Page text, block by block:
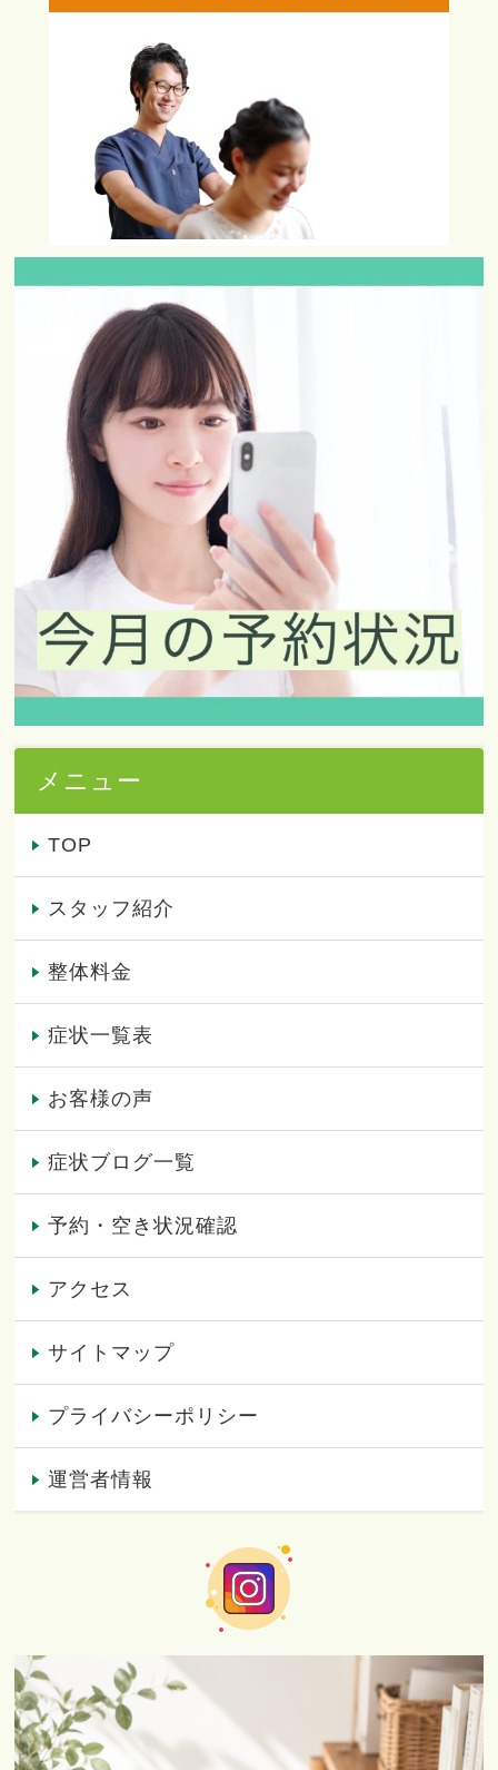
メニュー
TOP
スタッフ紹介
整体料金
症状一覧表
お客様の声
症状ブログ一覧
予約・空き状況確認
アクセス
サイトマップ
プライバシーポリシー
運営者情報